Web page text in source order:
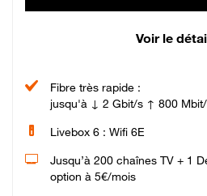
Voir le
Fibre très rapide :
jusqu'à ↓ 2 Gbit/s ↑ 800
Livebox 6 : Wifi 6E
Jusqu’à 200 chaînes TV + 1
option à 5€/mois